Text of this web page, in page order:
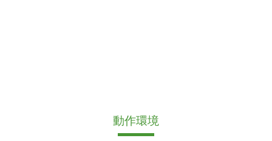
動作環境